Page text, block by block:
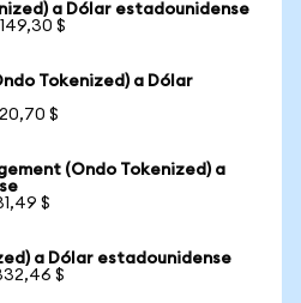
a Dólar estadounidense
$
Tokenized) a Dólar
$
(Ondo Tokenized) a
$
a Dólar estadounidense
$